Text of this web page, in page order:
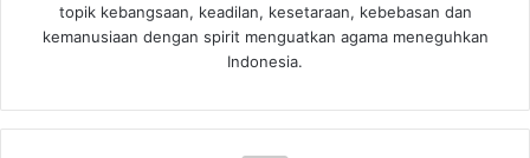
topik kebangsaan, keadilan, kesetaraan, kebebasan dan
kemanusiaan dengan spirit menguatkan agama meneguhkan
Indonesia.